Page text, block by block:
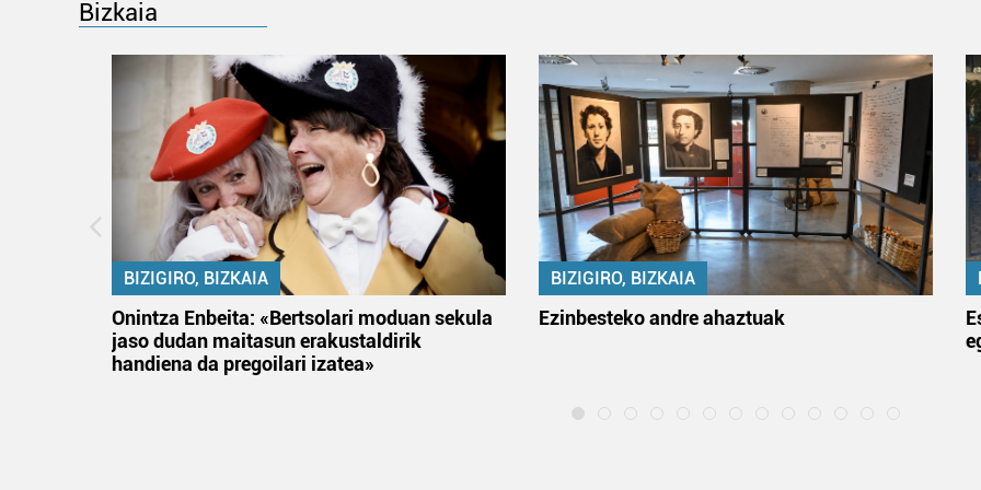
Bizkaia
BIZIGIRO, BIZKAIA
Onintza Enbeita: «Bertsolari moduan sekula
jaso dudan maitasun erakustaldirik
handiena da pregoilari izatea»
BIZIGIRO, BIZKAIA
Ezinbesteko andre ahaztuak